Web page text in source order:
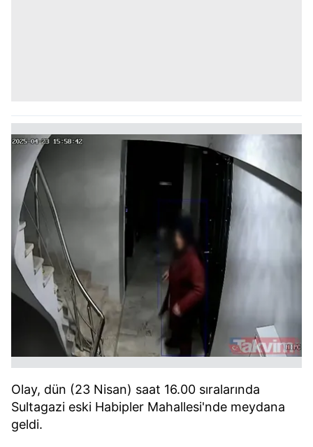
Olay, dün (23 Nisan) saat 16.00 sıralarında
Sultagazi eski Habipler Mahallesi'nde meydana
geldi.